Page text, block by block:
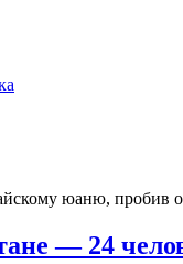
юаню, пробив
— 24